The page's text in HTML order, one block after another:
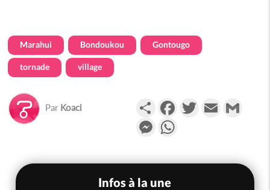
Marahui Bondoukou Gontougo
tornade village
Par Koaci PartagerFacebookTwitterEmail
Messenger
Infos à la une